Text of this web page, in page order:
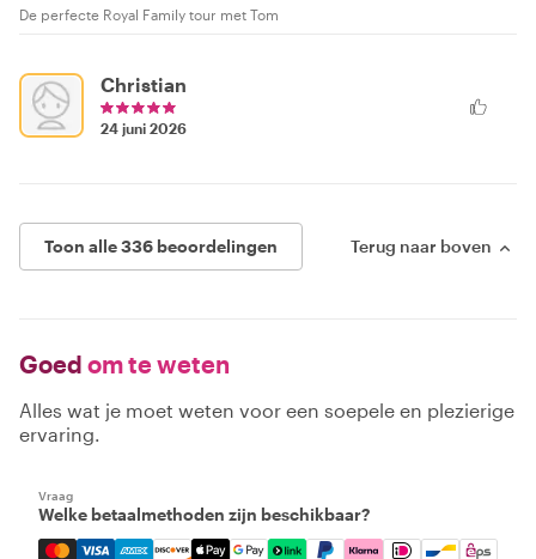
De perfecte Royal Family tour met Tom
Christian
24 juni 2026
Toon alle 336 beoordelingen Terug naar boven
Goed om te weten
Alles wat je moet weten voor een soepele en plezierige
ervaring.
Vraag
Welke betaalmethoden zijn beschikbaar?
Mastercard, Visa, Amex, Discover, Apple Pay, Google